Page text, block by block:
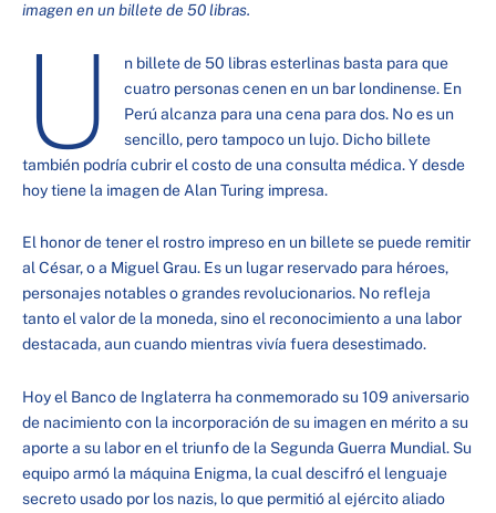
imagen en un billete de 50 libras.
U
n billete de 50 libras esterlinas basta para que
cuatro personas cenen en un bar londinense. En
Perú alcanza para una cena para dos. No es un
sencillo, pero tampoco un lujo. Dicho billete
también podría cubrir el costo de una consulta médica. Y desde
hoy tiene la imagen de Alan Turing impresa.
El honor de tener el rostro impreso en un billete se puede remitir
al César, o a Miguel Grau. Es un lugar reservado para héroes,
personajes notables o grandes revolucionarios. No refleja
tanto el valor de la moneda, sino el reconocimiento a una labor
destacada, aun cuando mientras vivía fuera desestimado.
Hoy el Banco de Inglaterra ha conmemorado su 109 aniversario
de nacimiento con la incorporación de su imagen en mérito a su
aporte a su labor en el triunfo de la Segunda Guerra Mundial. Su
equipo armó la máquina Enigma, la cual descifró el lenguaje
secreto usado por los nazis, lo que permitió al ejército aliado